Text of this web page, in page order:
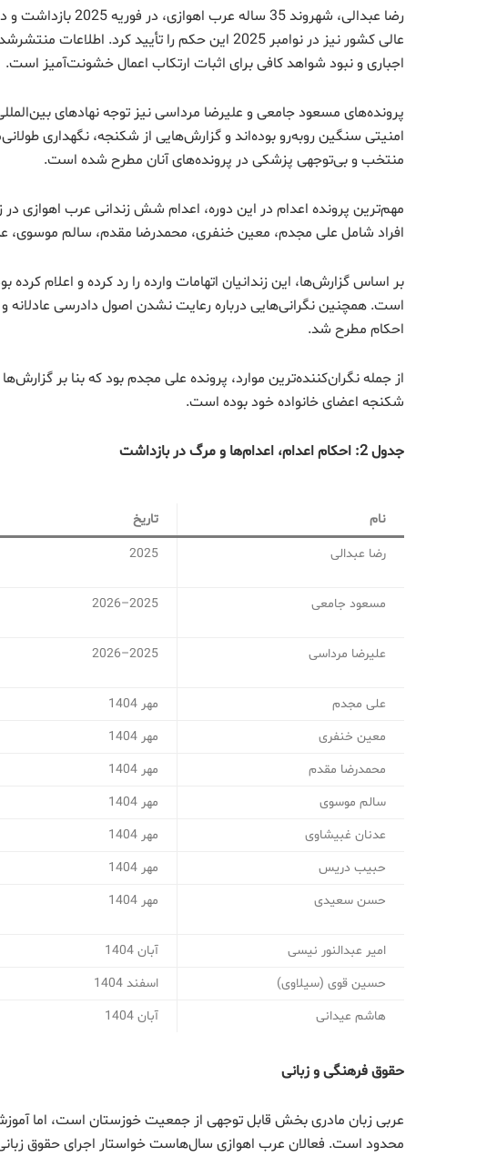
رضا عبدالی، شهروند
عالی کشور نیز در نوامبر 2025 این حکم را تأیید
اجباری و نبود شواهد کافی برای اثبات ارتکاب اعمال خشونت‌آمیز است.
پرونده‌های مسعود جامعی و علیرضا مرداسی نیز توجه نهادهای
امنیتی سنگین روبه‌رو بوده‌اند و گزارش‌هایی از شکنجه، نگهداری
منتخب و بی‌توجهی پزشکی در پرونده‌های آنان مطرح شده است.
افراد شامل علی مجدم، معین خنفری، محمدرضا مقدم، سالم موسوی،
بر اساس گزارش‌ها، این زندانیان اتهامات وارده را رد کرده و اعلام
است. همچنین نگرانی‌هایی درباره رعایت نشدن اصول دادرسی عادلانه و
احکام مطرح شد.
از جمله نگران‌کننده‌ترین موارد، پرونده علی مجدم بود که بنا بر
شکنجه اعضای خانواده خود بوده است.
جدول 2: احکام اعدام، اعدام‌ها و مرگ در بازداشت
نام تاریخ
رضا عبدالی
2025
مسعود جامعی
2025–2026
علیرضا مرداسی
2025–2026
علی مجدم
مهر 1404
معین خنفری
مهر 1404
محمدرضا مقدم
مهر 1404
سالم موسوی
مهر 1404
عدنان غبیشاوی
مهر 1404
حبیب دریس
مهر 1404
حسن سعیدی
مهر 1404
امیر عبدالنور نیسی
آبان 1404
حسین قوی (سیلاوی)
اسفند 1404
هاشم عیدانی
آبان 1404
حقوق فرهنگی و زبانی
عربی زبان مادری بخش قابل توجهی از جمعیت خوزستان است، اما
محدود است. فعالان عرب اهوازی سال‌هاست خواستار اجرای حقوق